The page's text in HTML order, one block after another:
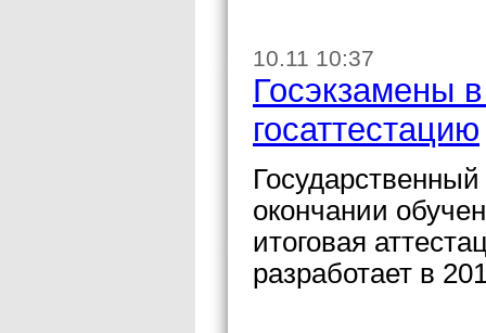
10.11 10:37
Госэкзамены
госаттестацию
окончании
итоговая
разработает в